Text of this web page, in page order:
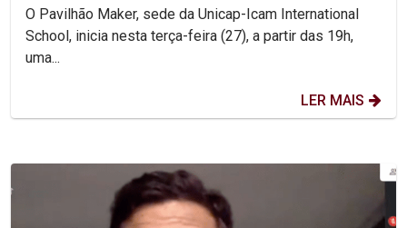
de pandemia:...
O Pavilhão Maker, sede da Unicap-Icam International
School, inicia nesta terça-feira (27), a partir das 19h,
uma...
LER MAIS